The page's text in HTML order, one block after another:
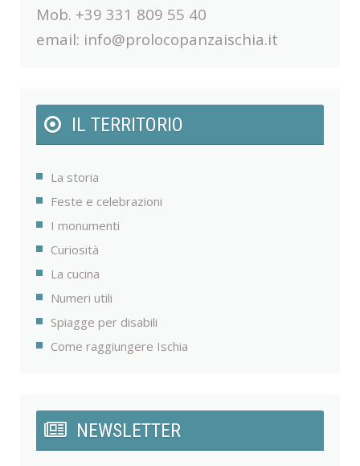
Mob. +39 331 809 55 40
email: info@prolocopanzaischia.it
IL TERRITORIO
La storia
Feste e celebrazioni
I monumenti
Curiosità
La cucina
Numeri utili
Spiagge per disabili
Come raggiungere Ischia
NEWSLETTER